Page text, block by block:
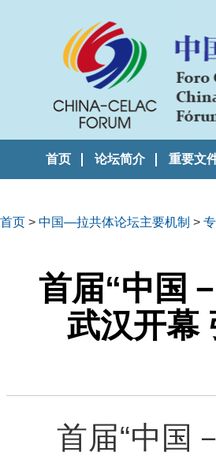
首页 论坛简介 重要文
首页 > 中国—拉共体论坛主要机制 >
首届“中国
武汉开幕
首届“中国